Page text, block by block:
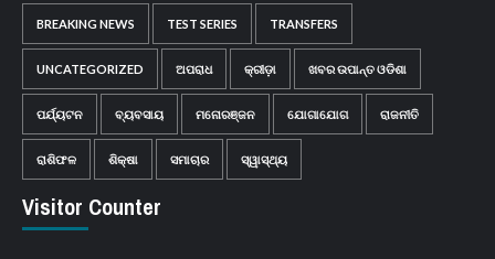
BREAKING NEWS TEST SERIES TRANSFERS
UNCATEGORIZED ଅପରାଧ କ୍ରୀଡ଼ା ଖବର ଉପାନ୍ତ ଓଡିଶା
ପର୍ଯ୍ୟଟନ ବ୍ୟବସାୟ ମନୋରଞ୍ଜନ ଯୋଗାଯୋଗ ରାଜନୀତି
ରାଶିଫଳ ଶିକ୍ଷା ସମାଚାର ସ୍ୱାସ୍ଥ୍ୟ
Visitor Counter